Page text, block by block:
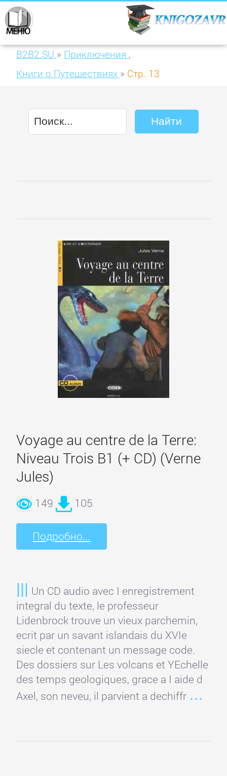
B2B2.SU » Приключения ,
Книги о Путешествиях » Стр. 13
Voyage au centre de la Terre:
Niveau Trois B1 (+ CD) (Verne
Jules)
149 105
Подробно...
Un CD audio avec I enregistrement
integral du texte, le professeur
Lidenbrock trouve un vieux parchemin,
ecrit par un savant islandais du XVIе
siecle et contenant un message code.
Des dossiers sur Les volcans et YEchelle
des temps geologiques, grace a I aide d
Axel, son neveu, il parvient a dechiffr